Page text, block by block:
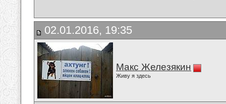
02.01.2016, 19:35
Макс Железякин
Живу я здесь